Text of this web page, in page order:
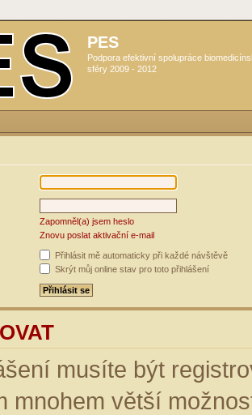
PES
Podpora efektivní spolupráce
sféry 2009 - 2012
Zapomněl(a) jsem heslo
Znovu poslat aktivační e-mail
Přihlásit mě automaticky při každé návštěvě
Skrýt můj online stav pro toto přihlášení
musíte být
mnohem větší